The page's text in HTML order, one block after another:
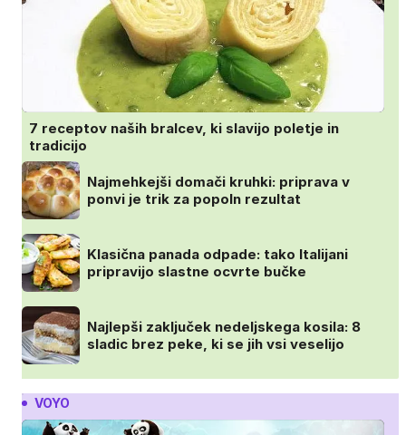
7 receptov naših bralcev, ki slavijo poletje in
tradicijo
Najmehkejši domači kruhki: priprava v
ponvi je trik za popoln rezultat
Klasična panada odpade: tako Italijani
pripravijo slastne ocvrte bučke
Najlepši zaključek nedeljskega kosila: 8
sladic brez peke, ki se jih vsi veselijo
VOYO